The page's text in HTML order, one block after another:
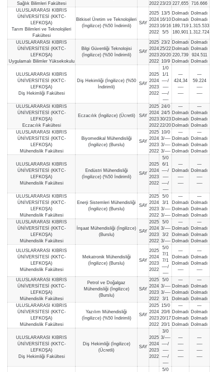
Sağlık Bilimleri Fakültesi
2022 23/23 227,655 716.666
ULUSLARARASI KIBRIS
ÜNİVERSİTESİ (KKTC-
LEFKOŞA)
Tarım Bilimleri ve Teknolojileri
Fakültesi
Bitkisel Üretim ve Teknolojileri
(İngilizce) (%50 İndirimli)
SAY
2025
2024
2023
2022
13/5
16/10
16/16
5/5
Dolmadı
Dolmadı
189,719
180,901
Dolmadı
Dolmadı
1.315.533
1.312.724
ULUSLARARASI KIBRIS
ÜNİVERSİTESİ (KKTC-
LEFKOŞA)
Uygulamalı Bilimler Yüksekokulu
Bilgi Güvenliği Teknolojisi
(İngilizce) (%50 İndirimli)
SAY
2025
2024
2023
2022
23/2
25/22
20/20
10/9
Dolmadı
Dolmadı
220,739
Dolmadı
Dolmadı
Dolmadı
924.511
Dolmadı
ULUSLARARASI KIBRIS
ÜNİVERSİTESİ (KKTC-
LEFKOŞA)
Diş Hekimliği Fakültesi
Diş Hekimliği (İngilizce) (%50
İndirimli)
SAY
2025
2024
2023
2022
1/0
1/1
—-/
—-
—-/
—-
—
424,34
—-
—-
—
59.224
—-
—-
ULUSLARARASI KIBRIS
ÜNİVERSİTESİ (KKTC-
LEFKOŞA)
Eczacılık Fakültesi
Eczacılık (İngilizce) (Ücretli) SAY
2025
2024
2023
2022
24/0
24/5
30/23
22/20
—
Dolmadı
Dolmadı
Dolmadı
—
Dolmadı
Dolmadı
Dolmadı
ULUSLARARASI KIBRIS
ÜNİVERSİTESİ (KKTC-
LEFKOŞA)
Mühendislik Fakültesi
Biyomedikal Mühendisliği
(İngilizce) (Burslu)
SAY
2025
2024
2023
2022
10/0
3/—-
3/—-
3/—-
—
Dolmadı
Dolmadı
Dolmadı
—
Dolmadı
Dolmadı
Dolmadı
ULUSLARARASI KIBRIS
ÜNİVERSİTESİ (KKTC-
LEFKOŞA)
Mühendislik Fakültesi
Endüstri Mühendisliği
(İngilizce) (%50 İndirimli)
SAY
2025
2024
2023
2022
5/0
6/1
—-/
—-
—-/
—-
—
Dolmadı
—-
—-
—
Dolmadı
—-
—-
ULUSLARARASI KIBRIS
ÜNİVERSİTESİ (KKTC-
LEFKOŞA)
Mühendislik Fakültesi
Enerji Sistemleri Mühendisliği
(İngilizce) (Burslu)
SAY
2025
2024
2023
2022
5/0
3/1
3/—-
3/—-
—
Dolmadı
Dolmadı
Dolmadı
—
Dolmadı
Dolmadı
Dolmadı
ULUSLARARASI KIBRIS
ÜNİVERSİTESİ (KKTC-
LEFKOŞA)
Mühendislik Fakültesi
İnşaat Mühendisliği (İngilizce)
(Burslu)
SAY
2025
2024
2023
2022
5/0
3/—-
3/2
3/—-
—
Dolmadı
Dolmadı
Dolmadı
—
Dolmadı
Dolmadı
Dolmadı
ULUSLARARASI KIBRIS
ÜNİVERSİTESİ (KKTC-
LEFKOŞA)
Mühendislik Fakültesi
Mekatronik Mühendisliği
(İngilizce) (Burslu)
SAY
2025
2024
2023
2022
5/0
7/1
7/1
—-/
—-
—
Dolmadı
Dolmadı
—-
—
Dolmadı
Dolmadı
—-
ULUSLARARASI KIBRIS
ÜNİVERSİTESİ (KKTC-
LEFKOŞA)
Mühendislik Fakültesi
Petrol ve Doğalgaz
Mühendisliği (İngilizce)
(Burslu)
SAY
2025
2024
2023
2022
5/0
3/—-
3/—-
3/1
—
Dolmadı
Dolmadı
Dolmadı
—
Dolmadı
Dolmadı
Dolmadı
ULUSLARARASI KIBRIS
ÜNİVERSİTESİ (KKTC-
LEFKOŞA)
Mühendislik Fakültesi
Yazılım Mühendisliği
(İngilizce) (%50 İndirimli)
SAY
2025
2024
2023
2022
15/0
20/6
20/17
20/1
—
Dolmadı
Dolmadı
Dolmadı
—
Dolmadı
Dolmadı
Dolmadı
ULUSLARARASI KIBRIS
ÜNİVERSİTESİ (KKTC-
LEFKOŞA)
Diş Hekimliği Fakültesi
Diş Hekimliği (İngilizce)
(Ücretli)
SAY
2025
2024
2023
2022
3/0
3/—-
—-/
—-
—-/
—-
—
—-
—-
—-
—
—-
—-
—-
5/0